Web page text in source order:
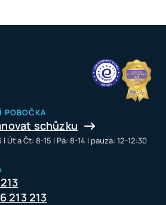
POBOČKA
schůzku
I Út a Čt: 8-15 I Pá: 8-14 I pauza: 12-12:30
213 213